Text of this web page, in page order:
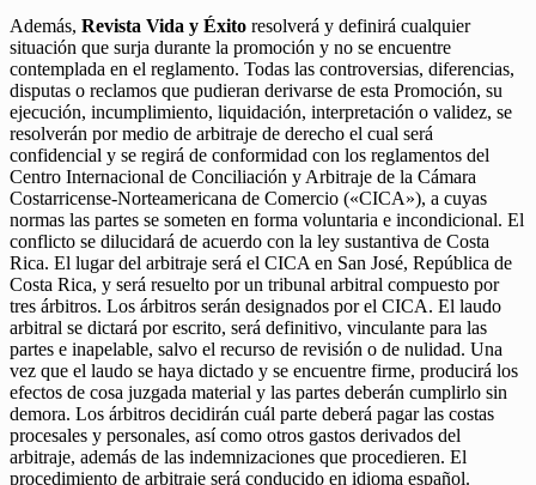
Además, Revista Vida y Éxito resolverá y definirá cualquier
situación que surja durante la promoción y no se encuentre
contemplada en el reglamento. Todas las controversias, diferencias,
disputas o reclamos que pudieran derivarse de esta Promoción, su
ejecución, incumplimiento, liquidación, interpretación o validez, se
resolverán por medio de arbitraje de derecho el cual será
confidencial y se regirá de conformidad con los reglamentos del
Centro Internacional de Conciliación y Arbitraje de la Cámara
Costarricense-Norteamericana de Comercio («CICA»), a cuyas
normas las partes se someten en forma voluntaria e incondicional. El
conflicto se dilucidará de acuerdo con la ley sustantiva de Costa
Rica. El lugar del arbitraje será el CICA en San José, República de
Costa Rica, y será resuelto por un tribunal arbitral compuesto por
tres árbitros. Los árbitros serán designados por el CICA. El laudo
arbitral se dictará por escrito, será definitivo, vinculante para las
partes e inapelable, salvo el recurso de revisión o de nulidad. Una
vez que el laudo se haya dictado y se encuentre firme, producirá los
efectos de cosa juzgada material y las partes deberán cumplirlo sin
demora. Los árbitros decidirán cuál parte deberá pagar las costas
procesales y personales, así como otros gastos derivados del
arbitraje, además de las indemnizaciones que procedieren. El
procedimiento de arbitraje será conducido en idioma español.